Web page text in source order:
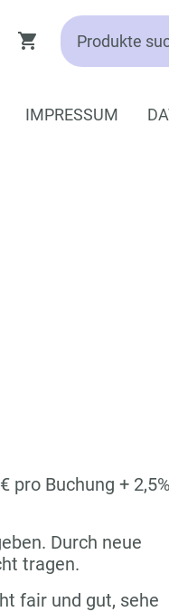
IMPRESSUM
pro Buchung +
Durch neue
tragen.
fair und gut, sehe